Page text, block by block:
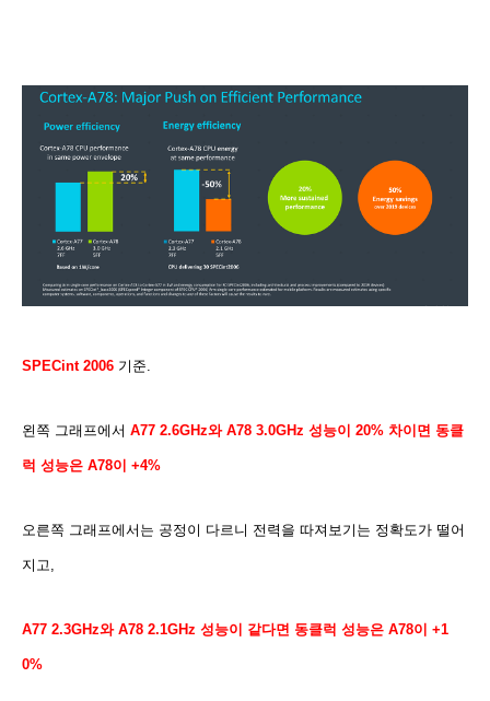
SPECint 2006 기준.
왼쪽 그래프에서 A77 2.6GHz와 A78 3.0GHz 성능이 20% 차이면 동클
럭 성능은 A78이 +4%
오른쪽 그래프에서는 공정이 다르니 전력을 따져보기는 정확도가 떨어
지고,
A77 2.3GHz와 A78 2.1GHz 성능이 같다면 동클럭 성능은 A78이 +1
0%